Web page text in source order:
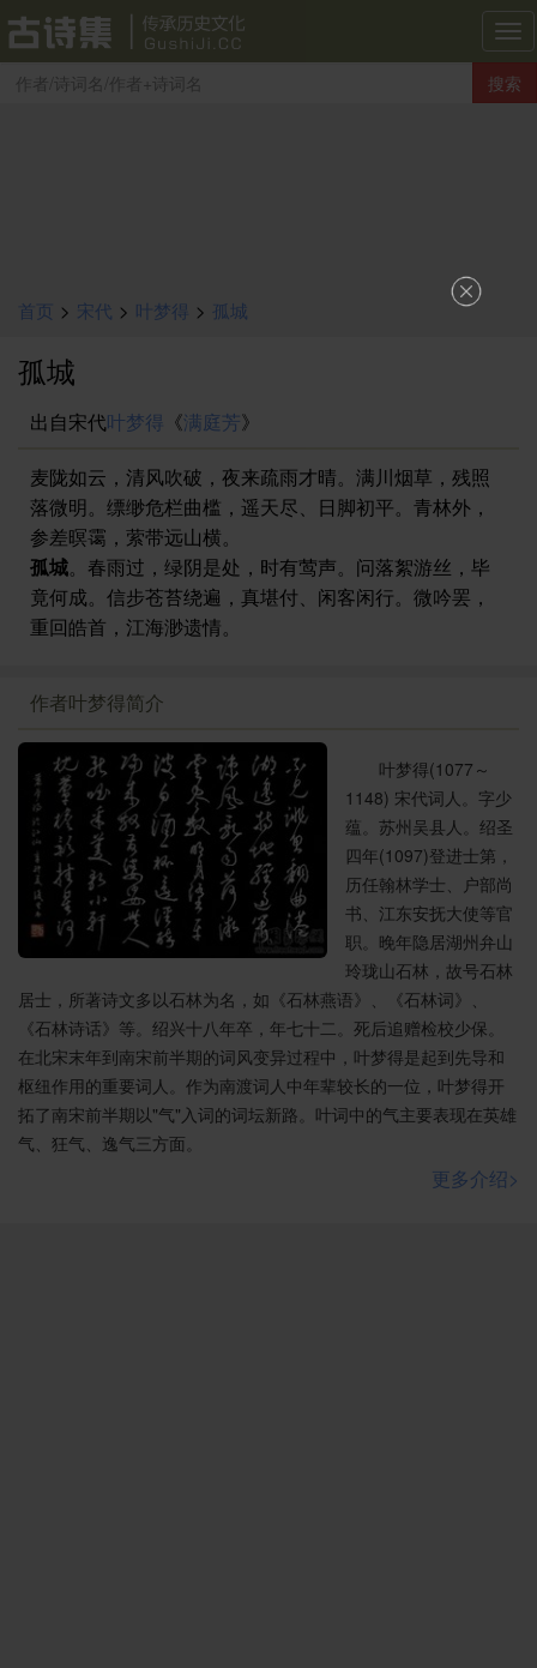
古
诗
集
搜索
首页 > 宋代 > 叶梦得 > 孤城
孤城
出自宋代叶梦得 《满庭芳》
麦陇如云，清风吹破，夜来疏雨才晴。满川烟草，残照
落微明。缥缈危栏曲槛，遥天尽、日脚初平。青林外，
参差暝霭，萦带远山横。
孤城。春雨过，绿阴是处，时有莺声。问落絮游丝，毕
竟何成。信步苍苔绕遍，真堪付、闲客闲行。微吟罢，
重回皓首，江海渺遗情。
作者叶梦得简介
叶梦得(1077～
1148) 宋代词人。字少
蕴。苏州吴县人。绍圣
四年(1097)登进士第，
历任翰林学士、户部尚
书、江东安抚大使等官
职。晚年隐居湖州弁山
玲珑山石林，故号石林
居士，所著诗文多以石林为名，如《石林燕语》、《石林词》、
《石林诗话》等。绍兴十八年卒，年七十二。死后追赠检校少保。
在北宋末年到南宋前半期的词风变异过程中，叶梦得是起到先导和
枢纽作用的重要词人。作为南渡词人中年辈较长的一位，叶梦得开
拓了南宋前半期以"气"入词的词坛新路。叶词中的气主要表现在英雄
气、狂气、逸气三方面。
更多介绍>